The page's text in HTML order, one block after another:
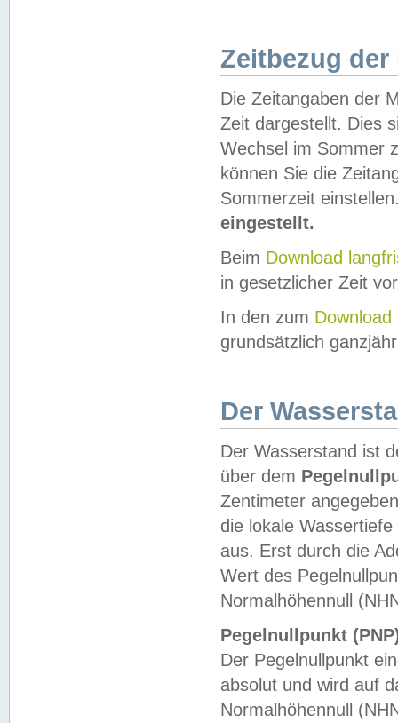
Zeitbezug der
Die Zeitangaben der
Zeit dargestellt. Dies
Wechsel im Sommer
können Sie die
Sommerzeit
eingestellt.
Beim Download
in gesetzlicher Zeit
In den zum Download
grundsätzlich
Der
Der Wasserstand ist
über dem
Zentimeter
die lokale
aus. Erst durch die
Wert des
Normalhöhennull
Pegelnullpunkt
Der Pegelnullpunkt
absolut und wird auf
Normalhöhennull